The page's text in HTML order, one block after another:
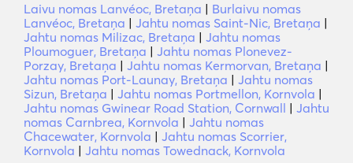
Laivu nomas Lanvéoc, Bretaņa | Burlaivu nomas
Lanvéoc, Bretaņa | Jahtu nomas Saint-Nic, Bretaņa |
Jahtu nomas Milizac, Bretaņa | Jahtu nomas
Ploumoguer, Bretaņa | Jahtu nomas Plonevez-
Porzay, Bretaņa | Jahtu nomas Kermorvan, Bretaņa |
Jahtu nomas Port-Launay, Bretaņa | Jahtu nomas
Sizun, Bretaņa | Jahtu nomas Portmellon, Kornvola |
Jahtu nomas Gwinear Road Station, Cornwall | Jahtu
nomas Carnbrea, Kornvola | Jahtu nomas
Chacewater, Kornvola | Jahtu nomas Scorrier,
Kornvola | Jahtu nomas Towednack, Kornvola